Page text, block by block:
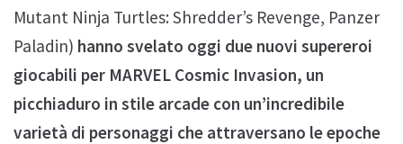
Mutant Ninja Turtles: Shredder’s Revenge, Panzer
Paladin) hanno svelato oggi due nuovi supereroi
giocabili per MARVEL Cosmic Invasion, un
picchiaduro in stile arcade con un’incredibile
varietà di personaggi che attraversano le epoche